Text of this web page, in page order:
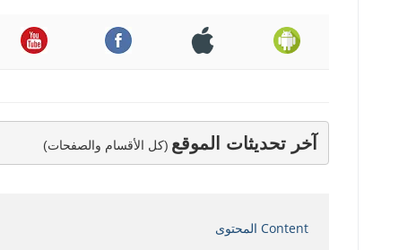
آخر تحديثات الموقع (كل الأقسام والصفحات)
Content المحتوى